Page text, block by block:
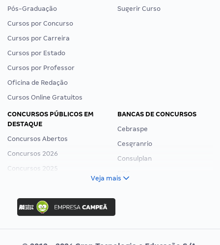
Pós-Graduação
Cursos por Concurso
Cursos por Carreira
Cursos por Estado
Cursos por Professor
Oficina de Redação
Cursos Online Gratuitos
Sugerir Curso
CONCURSOS PÚBLICOS EM
DESTAQUE
Concursos Abertos
Concursos 2026
Concursos 2025
Concurso Ibama
Concurso MPU
Editais publicados
BANCAS DE CONCURSOS
Cebraspe
Cesgranrio
Consulplan
Veja mais